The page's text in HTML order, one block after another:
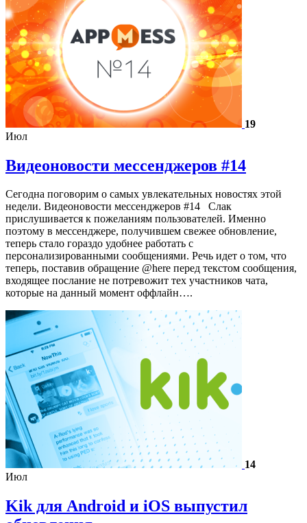
19
Июл
Видеоновости мессенджеров #14
Сегодна поговорим о самых увлекательных новостях этой
недели. Видеоновости мессенджеров #14 Слак
прислушивается к пожеланиям пользователей. Именно
поэтому в мессенджере, получившем свежее обновление,
теперь стало гораздо удобнее работать с
персонализированными сообщениями. Речь идет о том, что
теперь, поставив обращение @here перед текстом сообщения,
входящее послание не потревожит тех участников чата,
которые на данный момент оффлайн….
14
Июл
Kik для Android и iOS выпустил